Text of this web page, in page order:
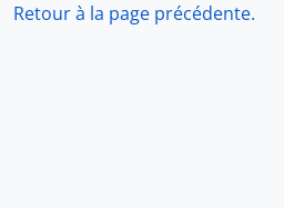
Retour à la page précédente.